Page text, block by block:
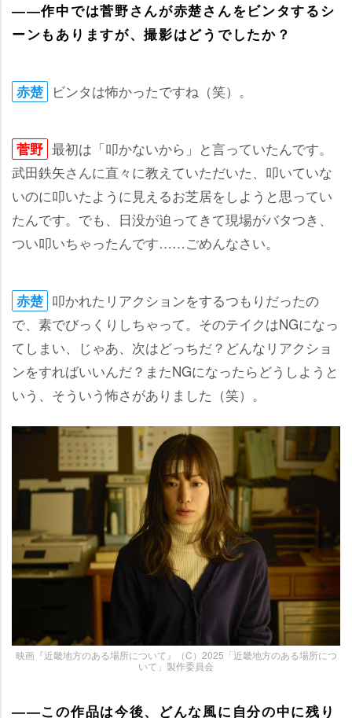
――作中では菅野さんが赤楚さんをビンタするシ
ーンもありますが、撮影はどうでしたか？
赤楚 ビンタは怖かったですね（笑）。
菅野 最初は「叩かないから」と言っていたんです。
武田鉄矢さんに直々に教えていただいた、叩いていな
いのに叩いたように見えるお芝居をしようと思ってい
たんです。でも、日没が迫ってきて現場がバタつき、
つい叩いちゃったんです……ごめんなさい。
赤楚 叩かれたリアクションをするつもりだったの
で、素でびっくりしちゃって。そのテイクはNGになっ
てしまい、じゃあ、次はどっちだ？どんなリアクショ
ンをすればいいんだ？またNGになったらどうしようと
いう、そういう怖さがありました（笑）。
映画『近畿地方のある場所について』（C）2025「近畿地方のある場所につ
いて」製作委員会
――この作品は今後、どんな風に自分の中に残り